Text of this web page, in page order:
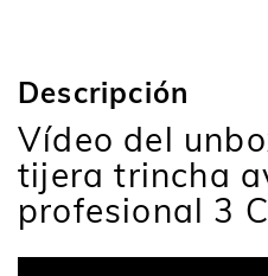
Descripción
Vídeo del
tijera trincha
profesional 3